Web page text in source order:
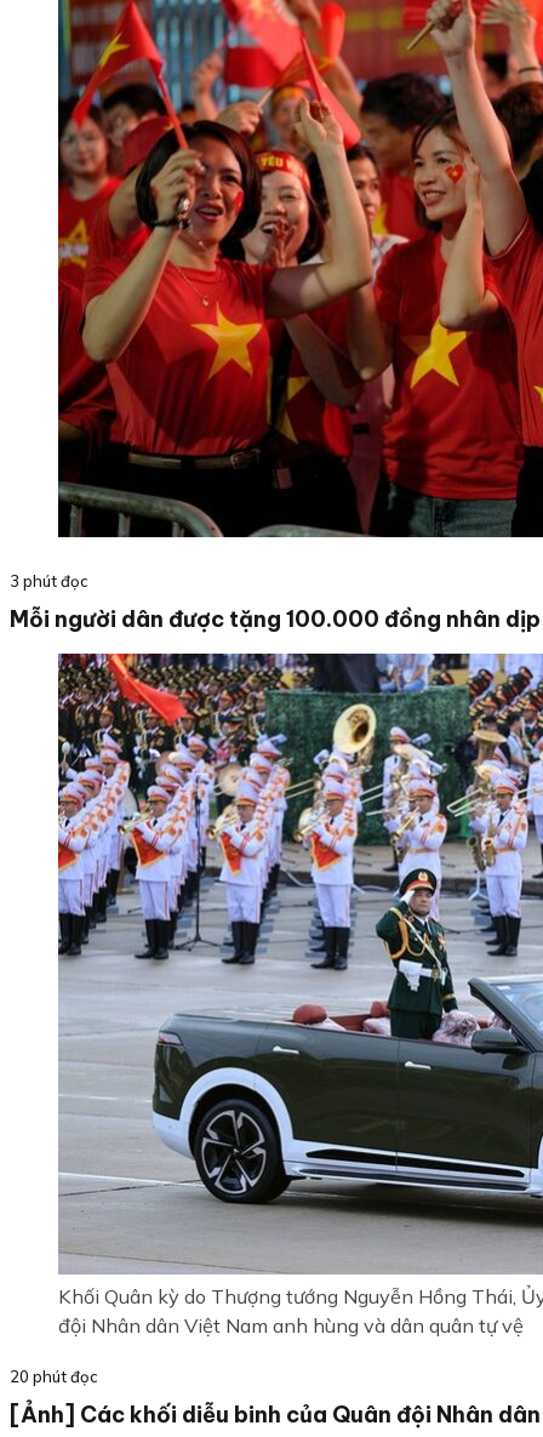
3 phút đọc
Mỗi người dân được tặng 100.000 đồng nhân
Khối Quân kỳ do Thượng tướng Nguyễn Hồng Thái,
đội Nhân dân Việt Nam anh hùng và dân quân tự vệ
20 phút đọc
[Ảnh] Các khối diễu binh của Quân đội Nhân